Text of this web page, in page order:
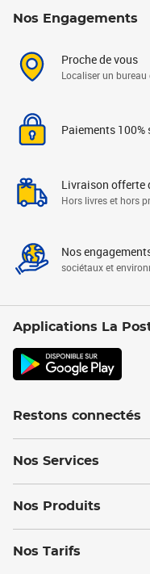
Nos Engagements
Proche de vous
Localiser un bureau
Paiements 100%
Livraison offerte
Hors livres et hors
Nos
sociétaux et
Applications La
Restons connectés
Nos Services
Nos Produits
Nos Tarifs